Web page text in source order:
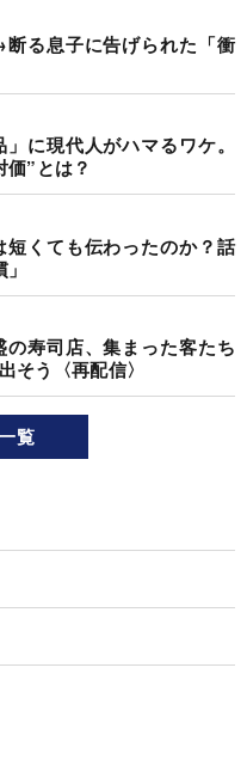
る息子に告げられた「衝
に現代人がハマるワケ。
”とは？
くても伝わったのか？話
の寿司店、集まった客たち
そう〈再配信〉
覧